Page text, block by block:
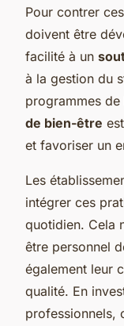
Pour contrer
doivent être
facilité à un
à la gestion du
programmes
de bien-être
et favoriser un
Les
intégrer ces
quotidien. Cela
être personnel
également leur
qualité. En
professionnels,